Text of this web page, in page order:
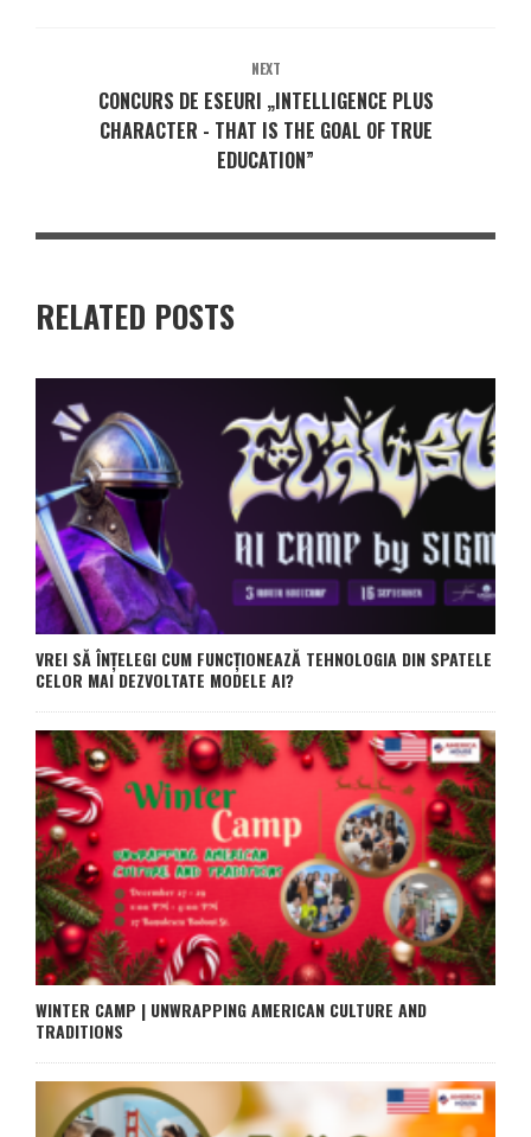
NEXT
CONCURS DE ESEURI „INTELLIGENCE PLUS
CHARACTER - THAT IS THE GOAL OF TRUE
EDUCATION”
RELATED POSTS
VREI SĂ ÎNȚELEGI CUM FUNCȚIONEAZĂ TEHNOLOGIA DIN SPATELE
CELOR MAI DEZVOLTATE MODELE AI?
WINTER CAMP | UNWRAPPING AMERICAN CULTURE AND
TRADITIONS